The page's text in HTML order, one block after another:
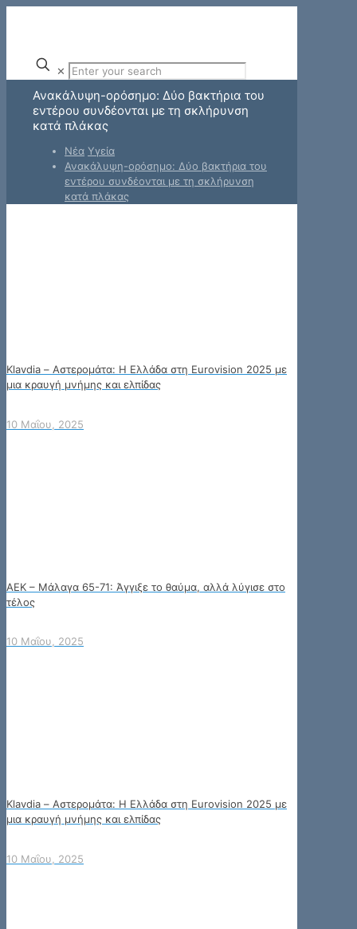
✕
Ανακάλυψη-ορόσημο: Δύο βακτήρια του
εντέρου συνδέονται με τη σκλήρυνση
κατά πλάκας
Νέα Υγεία
Ανακάλυψη-ορόσημο: Δύο βακτήρια του
εντέρου συνδέονται με τη σκλήρυνση
κατά πλάκας
Klavdia – Αστερομάτα: Η Ελλάδα στη Eurovision 2025 με
μια κραυγή μνήμης και ελπίδας
10 Μαΐου, 2025
ΑΕΚ – Μάλαγα 65-71: Άγγιξε το θαύμα, αλλά λύγισε στο
τέλος
10 Μαΐου, 2025
Klavdia – Αστερομάτα: Η Ελλάδα στη Eurovision 2025 με
μια κραυγή μνήμης και ελπίδας
10 Μαΐου, 2025